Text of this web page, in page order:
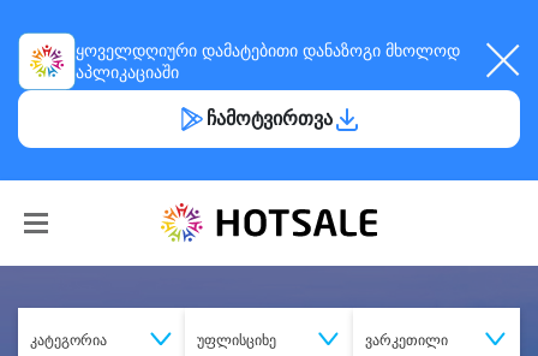
ყოველდღიური დამატებითი დანაზოგი მხოლოდ
აპლიკაციაში
ჩამოტვირთვა
კატეგორია უფლისციხე ვარკეთილი